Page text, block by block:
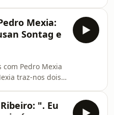
em que já fazia
onde se
depois de uma
numa aula
nova deputada
se estreou, a
da JSD, e é hoje
Mexia:
Sontag e
Pedro Mexia
traz-nos dois
e edição
". Eu